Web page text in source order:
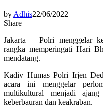
by Adhis22/06/2022
Share
Jakarta – Polri menggelar
rangka memperingati Hari
mendatang.
Kadiv Humas Polri Irjen
acara ini menggelar
multikultural menjadi ajang
keberbauran dan keakraban.